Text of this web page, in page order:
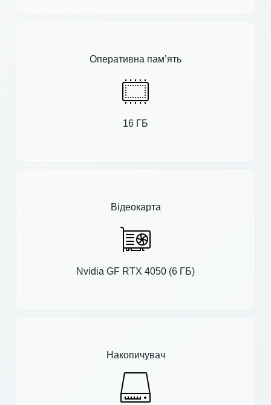
Оперативна пам’ять
16 ГБ
Відеокарта
Nvidia GF RTX 4050 (6 ГБ)
Накопичувач